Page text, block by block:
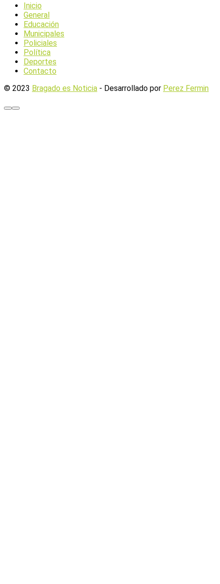
Inicio
General
Educación
Municipales
Policiales
Política
Deportes
Contacto
© 2023 Bragado es Noticia - Desarrollado por Perez Fermin